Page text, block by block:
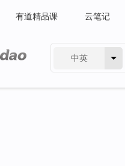
有道精品课 云笔记
中英